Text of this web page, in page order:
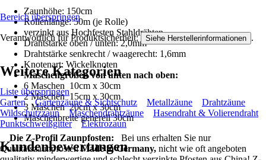
Zaunhöhe: 150cm
Rollenlänge: 50m (je Rolle)
verzinkt aus Hochfesten Stahldrähten
Drahtstärke oben / unten: 2,0mm
Drahtstärke senkrecht / waagerecht: 1,6mm
Knotenart: Wickelknoten
Maschengrößen von unten nach oben:
6 Maschen 10cm x 30cm
2 Maschen 15cm x 30cm
3 Maschen 20cm x 30cm
Maschenbreite generell 30cm
Die Z-Profil Zaunpfosten: Bei uns erhalten Sie nur
QualitätszaunpfostenMade in Germany, nicht wie oft angeboten
Bereich überspringen
Verantwortlich für Produktsicherheit: Siehe Herstellerinformationen .
Weitere Kategorien
Liste überspringen
Garten
Gartenzäune & Sichtschutz Metallzäune
Drahtzäune
Wildschutzzaun
Maschendrahtzäune
Hasendraht & Volierendraht
Punktschweißgitter
Elektrozaun
Kundenbewertungen